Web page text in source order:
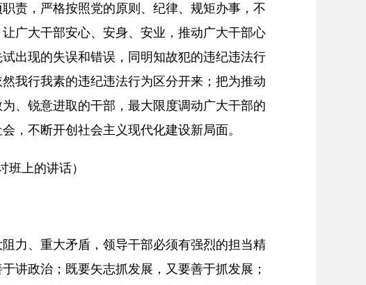
责，严格按照党的原则、纪律、规矩办事，不
广大干部安心、安身、安业，推动广大干部心
出现的失误和错误，同明知故犯的违纪违法行
我行我素的违纪违法行为区分开来；把为推动
、锐意进取的干部，最大限度调动广大干部的
，不断开创社会主义现代化建设新局面。
班上的讲话）
力、重大矛盾，领导干部必须有强烈的担当精
讲政治；既要矢志抓发展，又要善于抓发展；